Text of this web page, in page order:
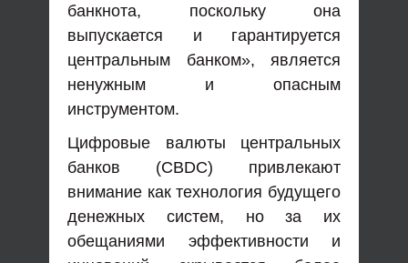
банкнота, поскольку она
выпускается и гарантируется
центральным банком», является
ненужным и опасным
инструментом.
Цифровые валюты центральных
банков (CBDC) привлекают
внимание как технология будущего
денежных систем, но за их
обещаниями эффективности и